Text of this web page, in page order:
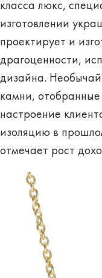
класса люкс,
изготовлении
проектирует и
драгоценности,
дизайна.
камни,
настроение
изоляцию в
отмечает рост